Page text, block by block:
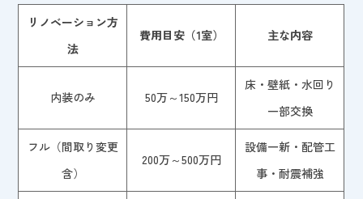
リノベーション方
法
費用目安（1室） 主な内容
内装のみ 50万～150万円
床・壁紙・水回り
一部交換
フル（間取り変更
含）
200万～500万円
設備一新・配管工
事・耐震補強